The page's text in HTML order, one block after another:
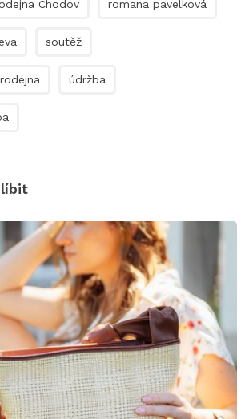
Chodov romana pavelková
soutěž
údržba
líbit